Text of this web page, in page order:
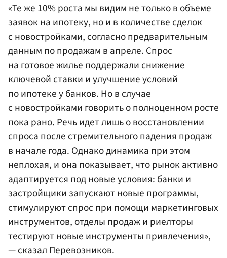
«Те же 10% роста мы видим не только в объеме
заявок на ипотеку, но и в количестве сделок
с новостройками, согласно предварительным
данным по продажам в апреле. Спрос
на готовое жилье поддержали снижение
ключевой ставки и улучшение условий
по ипотеке у банков. Но в случае
с новостройками говорить о полноценном росте
пока рано. Речь идет лишь о восстановлении
спроса после стремительного падения продаж
в начале года. Однако динамика при этом
неплохая, и она показывает, что рынок активно
адаптируется под новые условия: банки и
застройщики запускают новые программы,
стимулируют спрос при помощи маркетинговых
инструментов, отделы продаж и риелторы
тестируют новые инструменты привлечения»,
— сказал Перевозников.